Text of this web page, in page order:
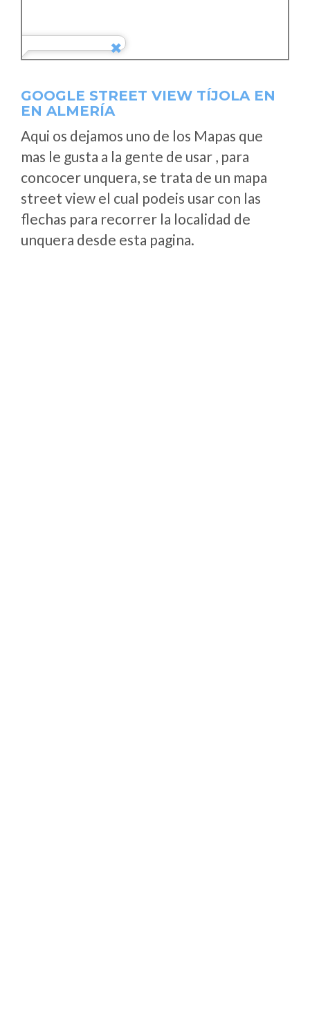
GOOGLE STREET VIEW TÍJOLA EN
EN ALMERÍA
Aqui os dejamos uno de los Mapas que
mas le gusta a la gente de usar , para
concocer unquera, se trata de un mapa
street view el cual podeis usar con las
flechas para recorrer la localidad de
unquera desde esta pagina.